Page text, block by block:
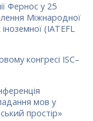
Фернос у 25
Міжнародної
(IATEFL
конгресі ISC–
мов у
простір»